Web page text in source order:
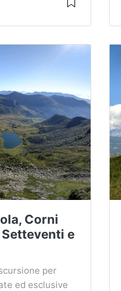
Corni
e
per
ed esclusive